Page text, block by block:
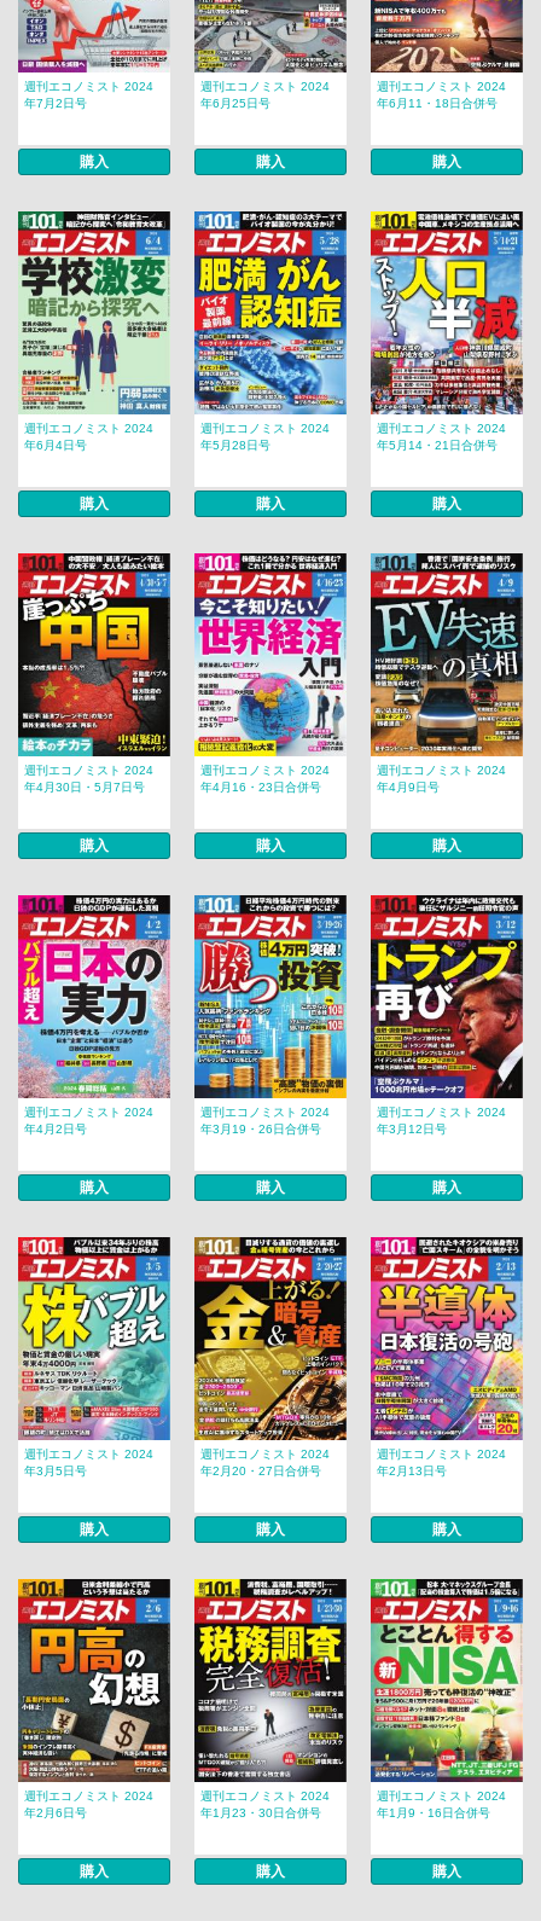
週刊エコノミスト 2024
年7月2日号
購入
週刊エコノミスト 2024
年6月25日号
購入
週刊エコノミスト 2024
年6月11・18日合併号
購入
週刊エコノミスト 2024
年6月4日号
購入
週刊エコノミスト 2024
年5月28日号
購入
週刊エコノミスト 2024
年5月14・21日合併号
購入
週刊エコノミスト 2024
年4月30日・5月7日号
購入
週刊エコノミスト 2024
年4月16・23日合併号
購入
週刊エコノミスト 2024
年4月9日号
購入
週刊エコノミスト 2024
年4月2日号
購入
週刊エコノミスト 2024
年3月19・26日合併号
購入
週刊エコノミスト 2024
年3月12日号
購入
週刊エコノミスト 2024
年3月5日号
購入
週刊エコノミスト 2024
年2月20・27日合併号
購入
週刊エコノミスト 2024
年2月13日号
購入
週刊エコノミスト 2024
年2月6日号
購入
週刊エコノミスト 2024
年1月23・30日合併号
購入
週刊エコノミスト 2024
年1月9・16日合併号
購入